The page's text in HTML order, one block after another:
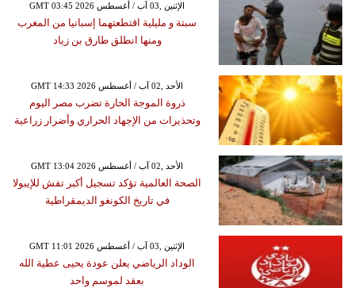
GMT 03:45 2026 الإثنين ,03 آب / أغسطس
سبتة و مليلية اقتطعتهما إسبانيا من المغرب
ومنها انطلق طارق بن زياد
GMT 14:33 2026 الأحد ,02 آب / أغسطس
ذروة الموجة الحارة تضرب مصر اليوم
وتحذيرات من الإجهاد الحراري وأضرار زراعية
GMT 13:04 2026 الأحد ,02 آب / أغسطس
الصحة العالمية تؤكد تسجيل أكبر تفش للإيبولا
في تاريخ الكونغو الديمقراطية
GMT 11:01 2026 الإثنين ,03 آب / أغسطس
الوداد الرياضي يعلن عودة يحيى عطية الله
بعقد لموسم واحد